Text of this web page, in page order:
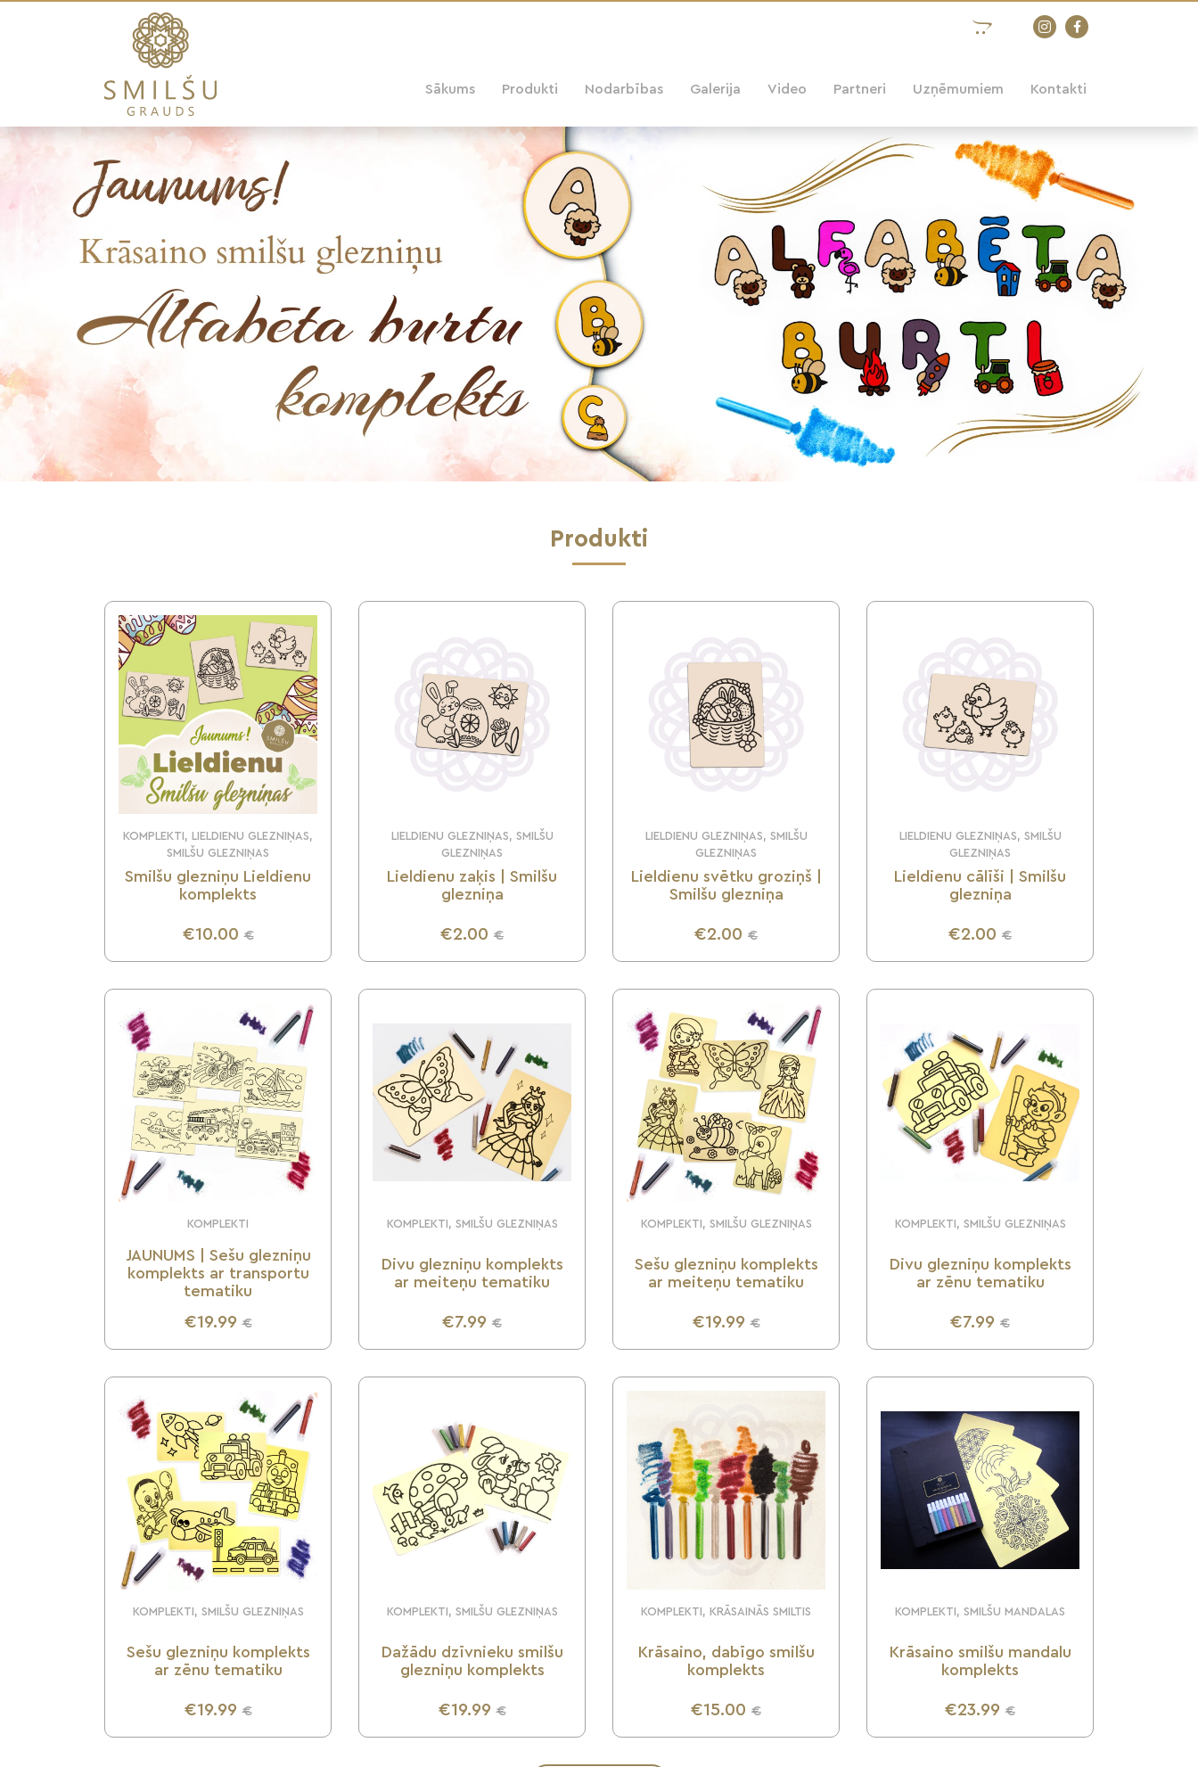
Sākums Produkti Nodarbības Galerija Video Partneri Uzņēmumiem Kontakti
Produkti
KOMPLEKTI, LIELDIENU GLEZNIŅAS,
SMILŠU GLEZNIŅAS
Smilšu glezniņu Lieldienu
komplekts
€10.00 €
UZZINI VAIRĀK
LIELDIENU GLEZNIŅAS, SMILŠU
GLEZNIŅAS
Lieldienu zaķis | Smilšu
glezniņa
€2.00 €
UZZINI VAIRĀK
LIELDIENU GLEZNIŅAS, SMILŠU
GLEZNIŅAS
Lieldienu svētku groziņš |
Smilšu glezniņa
€2.00 €
UZZINI VAIRĀK
LIELDIENU GLEZNIŅAS, SMILŠU
GLEZNIŅAS
Lieldienu cālīši | Smilšu
glezniņa
€2.00 €
UZZINI VAIRĀK
KOMPLEKTI
JAUNUMS | Sešu glezniņu
komplekts ar transportu
tematiku
€19.99 €
UZZINI VAIRĀK
KOMPLEKTI, SMILŠU GLEZNIŅAS
Divu glezniņu komplekts
ar meiteņu tematiku
€7.99 €
UZZINI VAIRĀK
KOMPLEKTI, SMILŠU GLEZNIŅAS
Sešu glezniņu komplekts
ar meiteņu tematiku
€19.99 €
UZZINI VAIRĀK
KOMPLEKTI, SMILŠU GLEZNIŅAS
Divu glezniņu komplekts
ar zēnu tematiku
€7.99 €
UZZINI VAIRĀK
KOMPLEKTI, SMILŠU GLEZNIŅAS
Sešu glezniņu komplekts
ar zēnu tematiku
€19.99 €
UZZINI VAIRĀK
KOMPLEKTI, SMILŠU GLEZNIŅAS
Dažādu dzīvnieku smilšu
glezniņu komplekts
€19.99 €
UZZINI VAIRĀK
KOMPLEKTI, KRĀSAINĀS SMILTIS
Krāsaino, dabīgo smilšu
komplekts
€15.00 €
UZZINI VAIRĀK
KOMPLEKTI, SMILŠU MANDALAS
Krāsaino smilšu mandalu
komplekts
€23.99 €
UZZINI VAIRĀK